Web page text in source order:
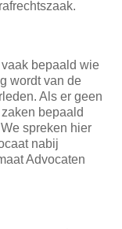
bepaald wie
wordt van de
Als er geen
bepaald
spreken hier
nabij
Advocaten